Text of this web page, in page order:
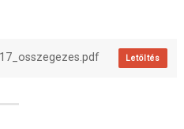
Letöltés